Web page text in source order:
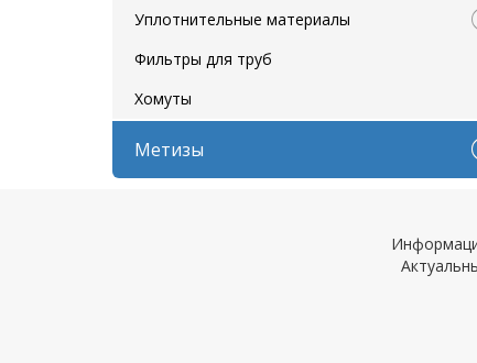
Уплотнительные материалы
Фильтры для труб
Хомуты
Метизы